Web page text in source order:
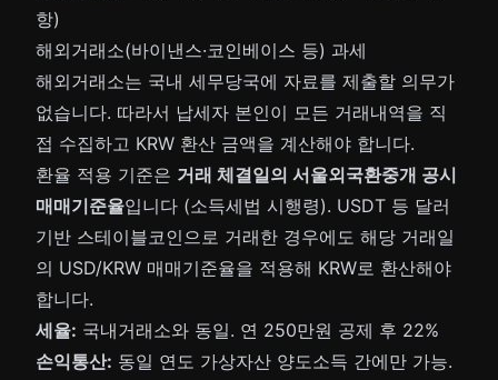
항)
해외거래소(바이낸스·코인베이스 등) 과세
해외거래소는 국내 세무당국에 자료를 제출할 의무가
없습니다. 따라서 납세자 본인이 모든 거래내역을 직
접 수집하고 KRW 환산 금액을 계산해야 합니다.
환율 적용 기준은 거래 체결일의 서울외국환중개 공시
매매기준율입니다 (소득세법 시행령). USDT 등 달러
기반 스테이블코인으로 거래한 경우에도 해당 거래일
의 USD/KRW 매매기준율을 적용해 KRW로 환산해야
합니다.
세율: 국내거래소와 동일. 연 250만원 공제 후 22%
손익통산: 동일 연도 가상자산 양도소득 간에만 가능.